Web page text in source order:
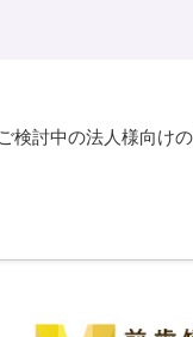
討中の法人様向け